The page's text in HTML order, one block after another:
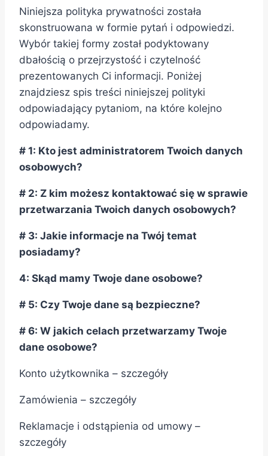
Niniejsza polityka prywatności została
skonstruowana w formie pytań i odpowiedzi.
Wybór takiej formy został podyktowany
dbałością o przejrzystość i czytelność
prezentowanych Ci informacji. Poniżej
znajdziesz spis treści niniejszej polityki
odpowiadający pytaniom, na które kolejno
odpowiadamy.
# 1: Kto jest administratorem Twoich danych
osobowych?
# 2: Z kim możesz kontaktować się w sprawie
przetwarzania Twoich danych osobowych?
# 3: Jakie informacje na Twój temat
posiadamy?
4: Skąd mamy Twoje dane osobowe?
# 5: Czy Twoje dane są bezpieczne?
# 6: W jakich celach przetwarzamy Twoje
dane osobowe?
Konto użytkownika – szczegóły
Zamówienia – szczegóły
Reklamacje i odstąpienia od umowy –
szczegóły